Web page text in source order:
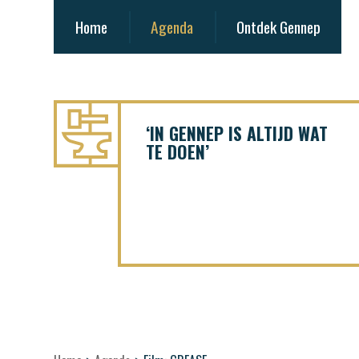
Home Agenda Ontdek Gennep
‘IN GENNEP IS ALTIJD WAT
TE DOEN’